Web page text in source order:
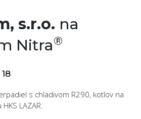
s.r.o. na
Nitra®
s chladivom R290, kotlov na
LAZAR.